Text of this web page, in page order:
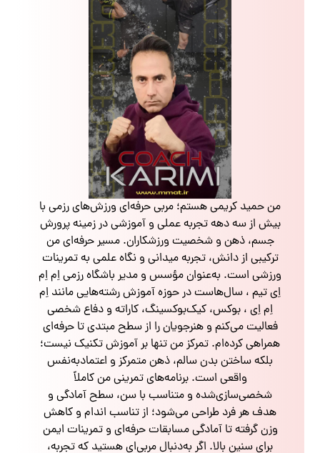
من حمید کریمی هستم؛ مربی حرفه‌ای ورزش‌های رزمی با
بیش از سه دهه تجربه عملی و آموزشی در زمینه پرورش
جسم، ذهن و شخصیت ورزشکاران. مسیر حرفه‌ای من
ترکیبی از دانش، تجربه میدانی و نگاه علمی به تمرینات
ورزشی است. به‌عنوان مؤسس و مدیر باشگاه رزمی اِم اِم
اِی تیم ، سال‌هاست در حوزه آموزش رشته‌هایی مانند اِم
اِم اِی ، بوکس، کیک‌بوکسینگ، کاراته و دفاع شخصی
فعالیت می‌کنم و هنرجویان را از سطح مبتدی تا حرفه‌ای
همراهی کرده‌ام. تمرکز من تنها بر آموزش تکنیک نیست؛
بلکه ساختن بدن سالم، ذهن متمرکز و اعتمادبه‌نفس
واقعی است. برنامه‌های تمرینی من کاملاً
شخصی‌سازی‌شده و متناسب با سن، سطح آمادگی و
هدف هر فرد طراحی می‌شود؛ از تناسب اندام و کاهش
وزن گرفته تا آمادگی مسابقات حرفه‌ای و تمرینات ایمن
برای سنین بالا. اگر به‌دنبال مربی‌ای هستید که تجربه،